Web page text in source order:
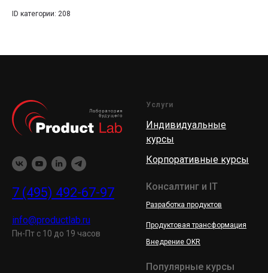
ID категории: 208
7 (495) 492-67-97
info@productlab.ru
Пн-Пт с 10 до 19 часов
Услуги
Индивидуальные
курсы
Корпоративные курсы
Консалтинг и IT
Разработка продуктов
Продуктовая трансформация
Внедрение OKR
Популярные курсы